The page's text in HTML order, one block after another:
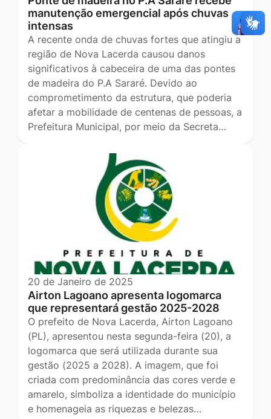
manutenção emergencial após chuvas
intensas
A recente onda de chuvas fortes que atingiu a
região de Nova Lacerda causou danos
significativos à cabeceira de uma das pontes
de madeira do P.A Sararé. Devido ao
comprometimento da estrutura, que poderia
afetar a mobilidade de centenas de pessoas, a
Prefeitura Municipal, por meio da Secreta…
20 de Janeiro de 2025
Airton Lagoano apresenta logomarca
que representará gestão 2025-2028
O prefeito de Nova Lacerda, Airton Lagoano
(PL), apresentou nesta segunda-feira (20), a
logomarca que será utilizada durante sua
gestão (2025 a 2028). A imagem, que foi
criada com predominância das cores verde e
amarelo, simboliza a identidade do município
e homenageia as riquezas e belezas…